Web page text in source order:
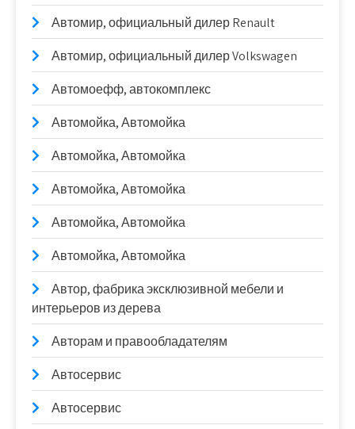
Автомир, официальный дилер Renault
Автомир, официальный дилер Volkswagen
Автомоефф, автокомплекс
Автомойка, Автомойка
Автомойка, Автомойка
Автомойка, Автомойка
Автомойка, Автомойка
Автомойка, Автомойка
Автор, фабрика эксклюзивной мебели и
интерьеров из дерева
Авторам и правообладателям
Автосервис
Автосервис